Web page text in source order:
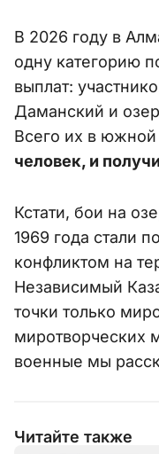
В 2026 году в
одну категорию
выплат:
Даманский и
Всего их в южной
человек, и
Кстати, бои на
1969 года стали
конфликтом на
Независимый
точки только
миротворческих
военные мы
Читайте также